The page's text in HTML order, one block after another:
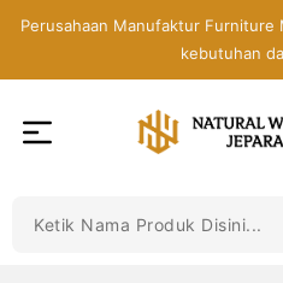
Perusahaan Manufaktur Furniture
kebutuhan
Jepara